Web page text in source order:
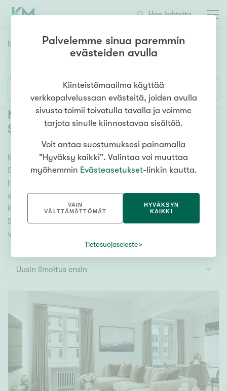
Hae kohteita
Myyntikohteet
Huoneluku
1h 2h 3h 4h 5h+
Asuntotyyppi
Kerros-/luhtitalo
Rivitalo/paritalo
Omakoti-/erillistalo
Maa- tai metsätila
Vapaa-ajan asunto
000 000 €
Lisää hakuehtoja
Myytävät kerrostaloasunnot Helsinki
Sörnäinen (8)
Meiltä löydät myytävät kerrostaloasunnot Helsinki
Sörnäinen kattavasti ja helposti. Kätevän
hakutyökalumme avulla löydät unelmiesi kodin, oli
sitten tähtäimessä sauna, parveke tai merinäköala.
Katso alta kaikki myytävät kerrostaloasunnot Helsinki
Sörnäinen ja valitse itsellesi mieleinen! Tutustu myös
videoesittelyihimme!
Uusin ilmoitus ensin
Palvelemme sinua paremmin
evästeiden avulla
Kiinteistömaailma käyttää
verkkopalvelussaan evästeitä, joiden avulla
sivusto toimii toivotulla tavalla ja voimme
tarjota sinulle kiinnostavaa sisältöä.
Voit antaa suostumuksesi painamalla
"Hyväksy kaikki". Valintaa voi muuttaa
myöhemmin Evästeasetukset-linkin kautta.
VAIN
VÄLTTÄMÄTTÖMÄT
HYVÄKSYN
KAIKKI
Tietosuojaseloste